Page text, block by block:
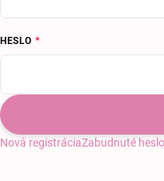
HESLO
Nová registráciaZabudnuté heslo